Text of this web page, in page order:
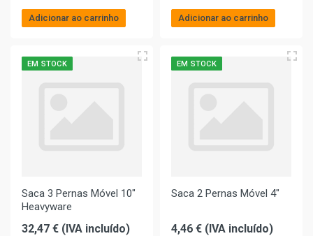
Adicionar ao carrinho Adicionar ao carrinho
EM STOCK
Saca 3 Pernas Móvel 10"
Heavyware
32,47 € (IVA incluído)
EM STOCK
Saca 2 Pernas Móvel 4"
4,46 € (IVA incluído)